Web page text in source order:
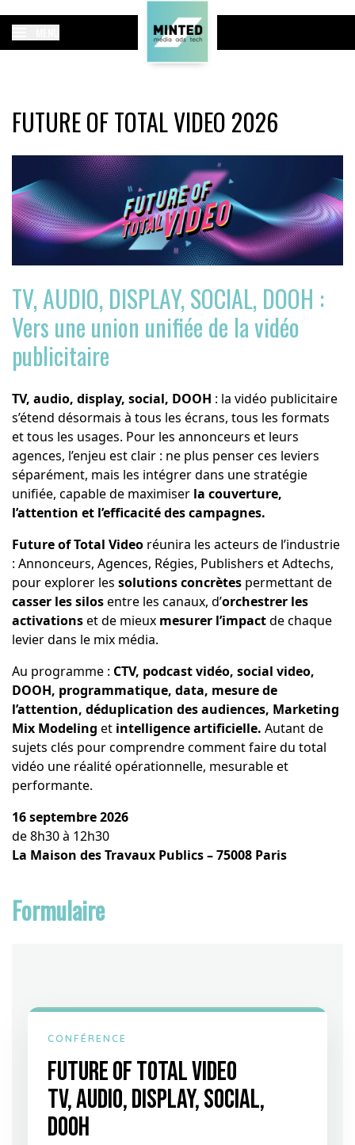
FUTURE OF TOTAL VIDEO 2026
TV, AUDIO, DISPLAY, SOCIAL, DOOH :
Vers une union unifiée de la vidéo
publicitaire
TV, audio, display, social, DOOH : la vidéo publicitaire
s’étend désormais à tous les écrans, tous les formats
et tous les usages. Pour les annonceurs et leurs
agences, l’enjeu est clair : ne plus penser ces leviers
séparément, mais les intégrer dans une stratégie
unifiée, capable de maximiserla couverture,
l’attention et l’efficacité des campagnes.
Future of Total Video réunira les acteurs de l’industrie
: Annonceurs, Agences, Régies, Publishers et Adtechs,
pour explorer les solutions concrètespermettant de
casser les silosentre les canaux, d’orchestrer les
activationset de mieux mesurer l’impactde chaque
levier dans le mix média.
Au programme : CTV, podcast vidéo, social video,
DOOH, programmatique, data, mesure de
l’attention, déduplication des audiences, Marketing
Mix Modeling et intelligence artificielle. Autant de
sujets clés pour comprendre comment faire du total
vidéo une réalité opérationnelle, mesurable et
performante.
16 septembre 2026
de 8h30 à 12h30
La Maison des Travaux Publics – 75008 Paris
Formulaire
CONFÉRENCE
FUTURE OF TOTAL VIDEO
TV, AUDIO, DISPLAY, SOCIAL,
DOOH